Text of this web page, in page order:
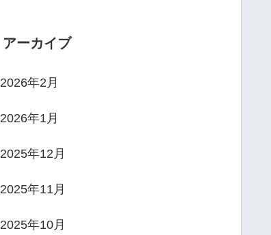
アーカイブ
2026年2月
2026年1月
2025年12月
2025年11月
2025年10月